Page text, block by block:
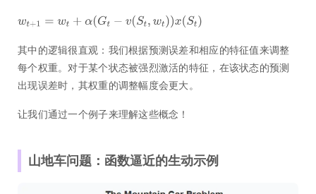
其中的逻辑很直观：我们根据预测误差和相应的特征值来调整
每个权重。对于某个状态被强烈激活的特征，在该状态的预测
出现误差时，其权重的调整幅度会更大。
让我们通过一个例子来理解这些概念！
山地车问题：函数逼近的生动示例